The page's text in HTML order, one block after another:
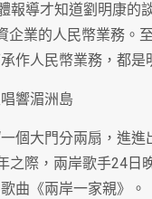
報導才知道劉明康
企業的人民幣業務。
作人民幣業務，都是
響湄洲島
一個大門分兩扇，進
之際，兩岸歌手24日
曲《兩岸一家親》。